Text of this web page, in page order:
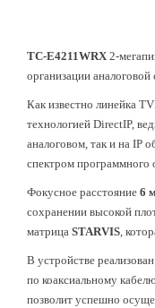
TC-E4211WRX 2-
организации
Как известно линейка
технологией DirectIP,
аналоговом, так и на IP
спектром программного
Фокусное расстояние 6
сохранении высокой
матрица STARVIS,
В устройстве
по коаксиальному
позволит успешно